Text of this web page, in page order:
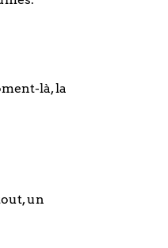
là, la
un